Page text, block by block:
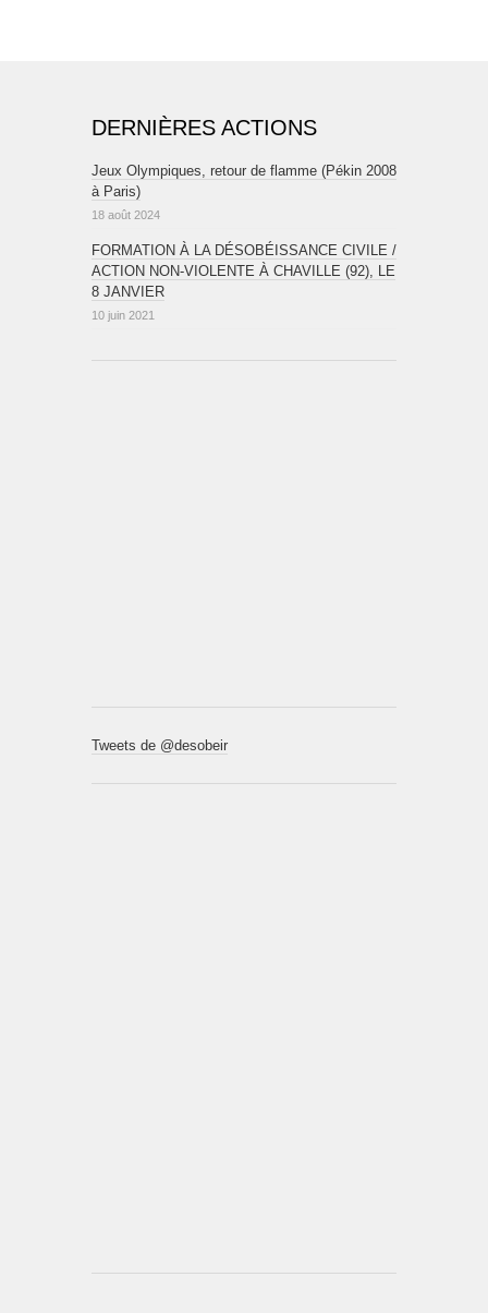
DERNIÈRES ACTIONS
Jeux Olympiques, retour de flamme (Pékin 2008
à Paris)
18 août 2024
FORMATION À LA DÉSOBÉISSANCE CIVILE /
ACTION NON-VIOLENTE À CHAVILLE (92), LE
8 JANVIER
10 juin 2021
Tweets de @desobeir